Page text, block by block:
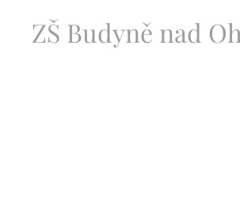
ZŠ Budyně nad